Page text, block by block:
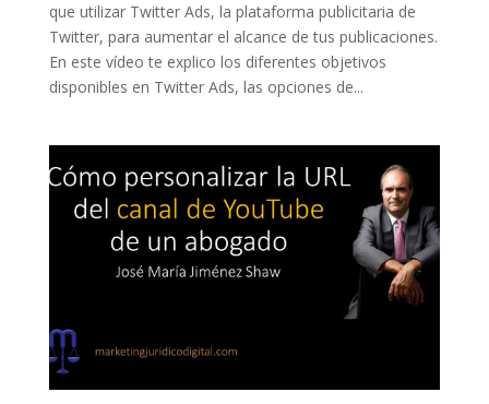
que utilizar Twitter Ads, la plataforma publicitaria de
Twitter, para aumentar el alcance de tus publicaciones.
En este vídeo te explico los diferentes objetivos
disponibles en Twitter Ads, las opciones de...